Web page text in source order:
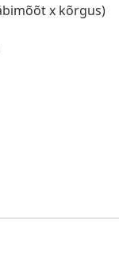
x kõrgus)